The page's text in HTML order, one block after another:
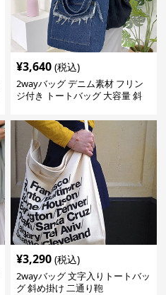
¥3,640 (税込)
2wayバッグ デニム素材 フリン
ジ付き トートバッグ 大容量 斜
¥3,290 (税込)
2wayバッグ 文字入りトートバッ
グ 斜め掛け 二通り鞄